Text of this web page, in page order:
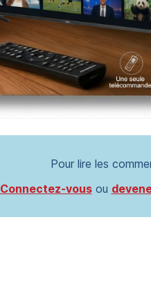
Pour lire les
Connectez-vousou